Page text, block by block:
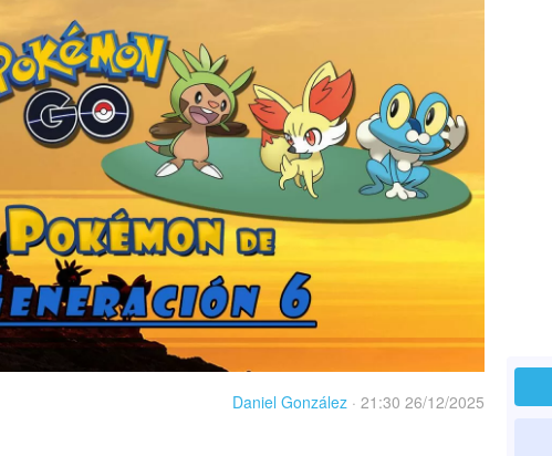
Daniel González · 21:30 26/12/2025